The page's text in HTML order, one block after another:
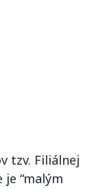
tzv. Filiálnej
“malým